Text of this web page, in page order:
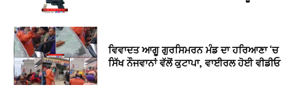
ਵਿਵਾਦਤ ਆਗੂ ਗੁਰਸਿਮਰਨ ਮੰਡ ਦਾ ਹਰਿਆਣਾ ‘ਚ
ਸਿੱਖ ਨੌਜਵਾਨਾਂ ਵੱਲੋਂ ਕੁਟਾਪਾ, ਵਾਈਰਲ ਹੋਈ ਵੀਡੀਓ